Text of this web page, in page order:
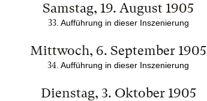
Samstag, 19. August 1905
33. Aufführung in dieser Inszenierung
Mittwoch, 6. September 1905
34 Aufführung in dieser Inszenierung
Dienstag, 3. Oktober 1905